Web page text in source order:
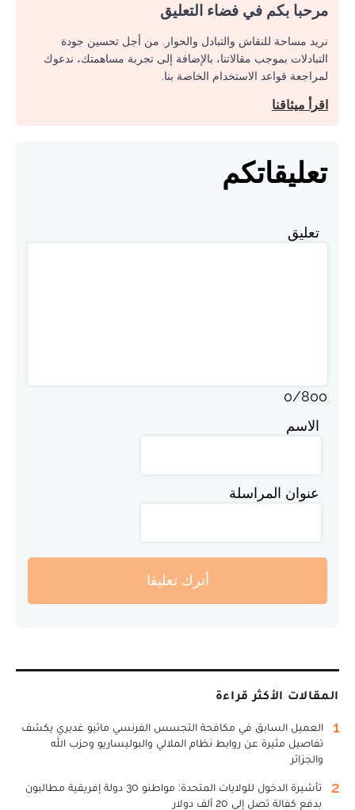
مرحبا بكم في فضاء التعليق
نريد مساحة للنقاش والتبادل والحوار. من أجل تحسين جودة
التبادلات بموجب مقالاتنا، بالإضافة إلى تجربة مساهمتك، ندعوك
لمراجعة قواعد الاستخدام الخاصة بنا.
اقرأ ميثاقنا
تعليقاتكم
تعليق
0/800
الاسم
عنوان المراسلة
أترك تعليقا
المقالات الأكثر قراءة
1
العميل السابق في مكافحة التجسس الفرنسي ماثيو غديري يكشف
تفاصيل مثيرة عن روابط نظام الملالي والبوليساريو وحزب الله
والجزائر
2
تأشيرة الدخول للولايات المتحدة: مواطنو 30 دولة إفريقية مطالبون
بدفع كفالة تصل إلى 20 ألف دولار